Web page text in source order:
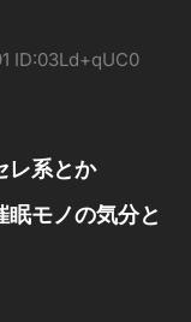
ID:03Ld+qUC0
レ系とか
モノの気分と